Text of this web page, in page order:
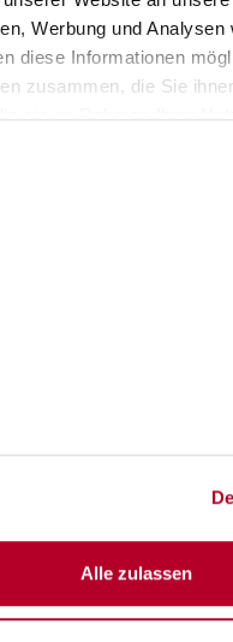
Werbung und Analysen
diese Informationen
zusammen, die Sie
Alle zulassen